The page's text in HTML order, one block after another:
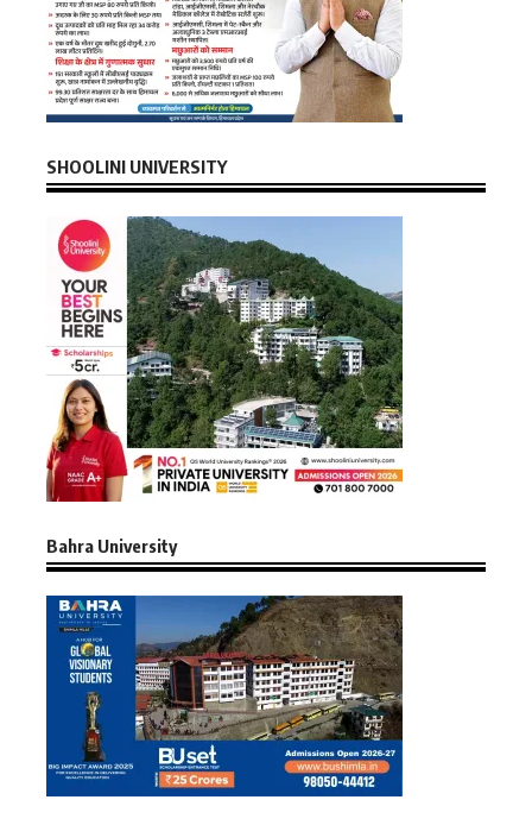
SHOOLINI UNIVERSITY
Bahra University